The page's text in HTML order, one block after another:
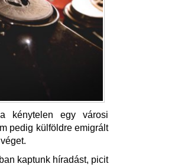
kénytelen egy városi
pedig külföldre emigrált
kaptunk híradást, picit